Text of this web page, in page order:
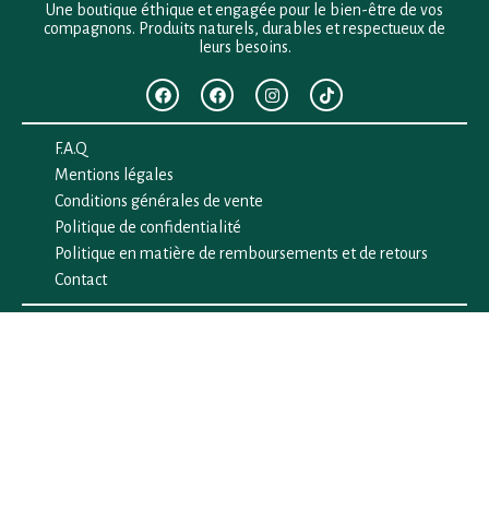
Une boutique éthique et engagée pour le bien-être de vos
compagnons. Produits naturels, durables et respectueux de
leurs besoins.
F.A.Q
Mentions légales
Conditions générales de vente
Politique de confidentialité
Politique en matière de remboursements et de retours
Contact